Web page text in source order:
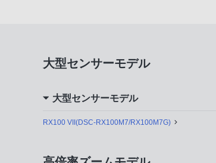
大型センサーモデル
大型センサーモデル
RX100 VII(DSC-RX100M7/RX100M7G)